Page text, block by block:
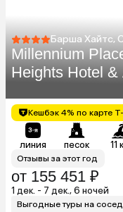
Барша Хайтс,
Millennium
Heights Hotel &
Кешбэк 4% по карте
линия песок 11
Отзывы за этот год
от 155 451 ₽
1 дек. - 7 дек., 6 ночей
Выгодные туры на